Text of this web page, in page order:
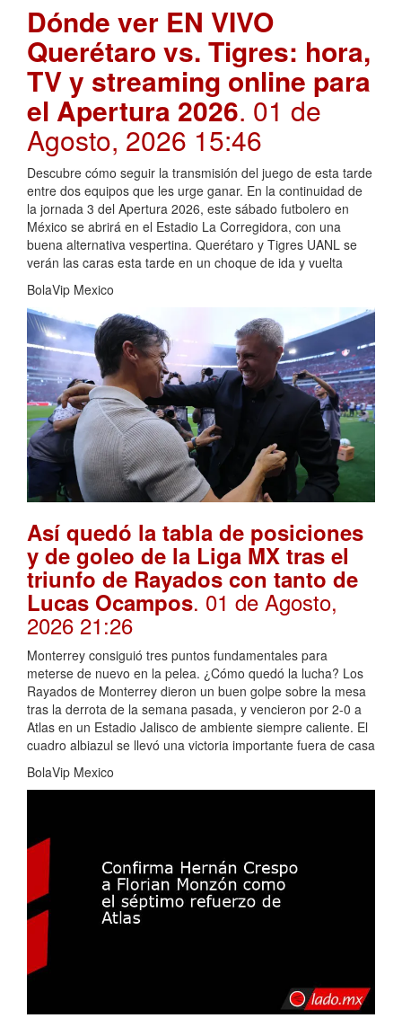
Dónde ver EN VIVO
Querétaro vs. Tigres: hora,
TV y streaming online para
el Apertura 2026. 01 de
Agosto, 2026 15:46
Descubre cómo seguir la transmisión del juego de esta tarde
entre dos equipos que les urge ganar. En la continuidad de
la jornada 3 del Apertura 2026, este sábado futbolero en
México se abrirá en el Estadio La Corregidora, con una
buena alternativa vespertina. Querétaro y Tigres UANL se
verán las caras esta tarde en un choque de ida y vuelta
BolaVip Mexico
Así quedó la tabla de posiciones
y de goleo de la Liga MX tras el
triunfo de Rayados con tanto de
Lucas Ocampos. 01 de Agosto,
2026 21:26
Monterrey consiguió tres puntos fundamentales para
meterse de nuevo en la pelea. ¿Cómo quedó la lucha? Los
Rayados de Monterrey dieron un buen golpe sobre la mesa
tras la derrota de la semana pasada, y vencieron por 2-0 a
Atlas en un Estadio Jalisco de ambiente siempre caliente. El
cuadro albiazul se llevó una victoria importante fuera de casa
BolaVip Mexico